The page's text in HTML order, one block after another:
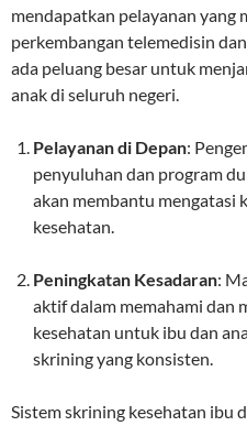
mendapatkan pelayanan yang
perkembangan telemedisin
ada peluang besar untuk
anak di seluruh negeri.
Pelayanan di Depan:
penyuluhan dan program
akan membantu mengatasi
kesehatan.
Peningkatan Kesadaran:
aktif dalam memahami dan
kesehatan untuk ibu dan
skrining yang konsisten.
Sistem skrining kesehatan ibu